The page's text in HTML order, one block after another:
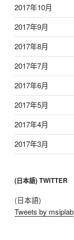
2017年10月
2017年9月
2017年8月
2017年7月
2017年6月
2017年5月
2017年4月
2017年3月
(日本語) TWITTER
(日本語)
Tweets by msiplab